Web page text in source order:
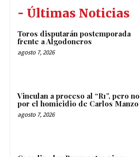
- Últimas Noticias
Toros disputarán postemporada
frente a Algodoneros
agosto 7, 2026
Vinculan a proceso al “R1”, pero no
por el homicidio de Carlos Manzo
agosto 7, 2026